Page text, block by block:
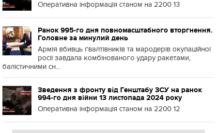
Оперативна інформація станом на 2200 13
Ранок 995-го дня повномасштабного вторгнення.
Головне за минулий день
Армія вбивць ґвалтівників та мародерів окупаційної
росії завдала комбінованого удару ракетами,
балістичними сн...
Зведення з фронту від Генштабу ЗСУ на ранок
994-го дня війни 13 листопада 2024 року
Оперативна інформація станом на 2200 12